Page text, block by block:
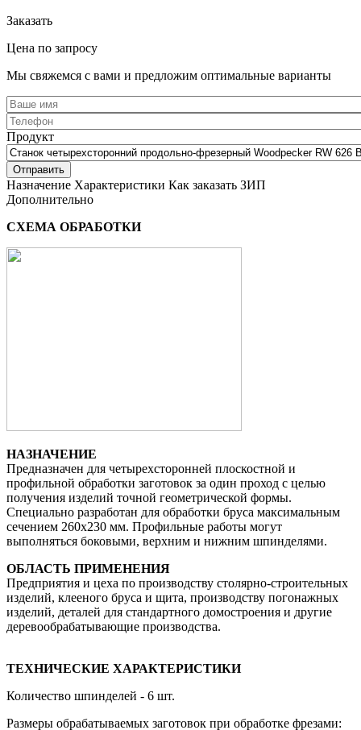
Заказать
Цена по запросу
Мы свяжемся с вами и предложим оптимальные варианты
Продукт
Назначение Характеристики Как заказать ЗИП
Дополнительно
СХЕМА ОБРАБОТКИ
НАЗНАЧЕНИЕ
Предназначен для четырехсторонней плоскостной и
профильной обработки заготовок за один проход с целью
получения изделий точной геометрической формы.
Специально разработан для обработки бруса максимальным
сечением 260х230 мм. Профильные работы могут
выполняться боковыми, верхним и нижним шпинделями.
ОБЛАСТЬ ПРИМЕНЕНИЯ
Предприятия и цеха по производству столярно-строительных
изделий, клееного бруса и щита, производству погонажных
изделий, деталей для стандартного домостроения и другие
деревообрабатывающие производства.
ТЕХНИЧЕСКИЕ ХАРАКТЕРИСТИКИ
Количество шпинделей - 6 шт.
Размеры обрабатываемых заготовок при обработке фрезами: